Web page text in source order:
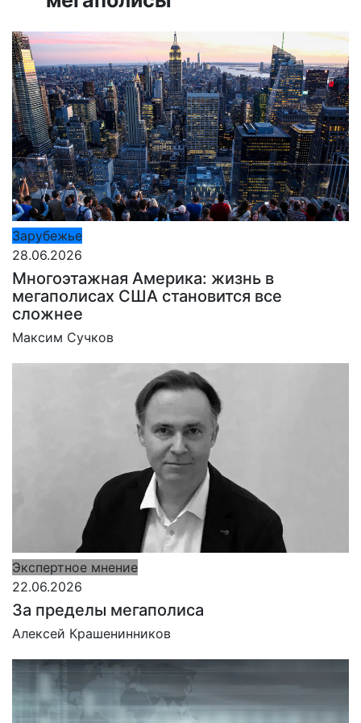
Зарубежье
28.06.2026
Многоэтажная Америка: жизнь в
мегаполисах США становится все
сложнее
Максим Сучков
Экспертное мнение
22.06.2026
За пределы мегаполиса
Алексей Крашенинников